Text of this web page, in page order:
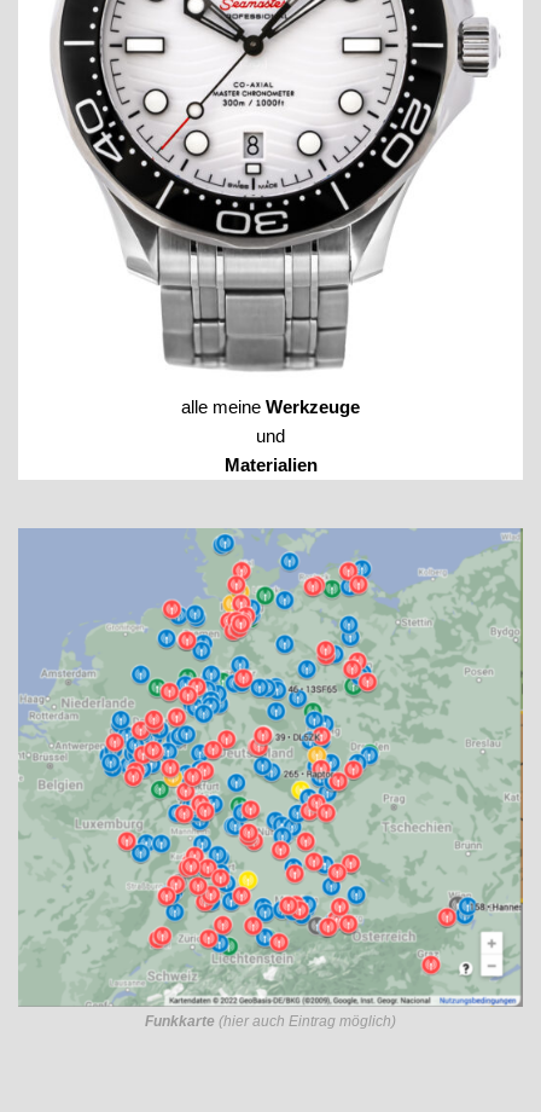
alle meine Werkzeuge
und
Materialien
Funkkarte (hier auch Eintrag möglich)